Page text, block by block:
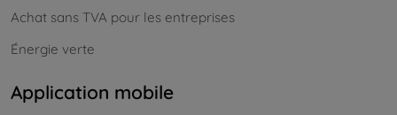
Achat sans TVA pour les entreprises
Énergie verte
Application mobile